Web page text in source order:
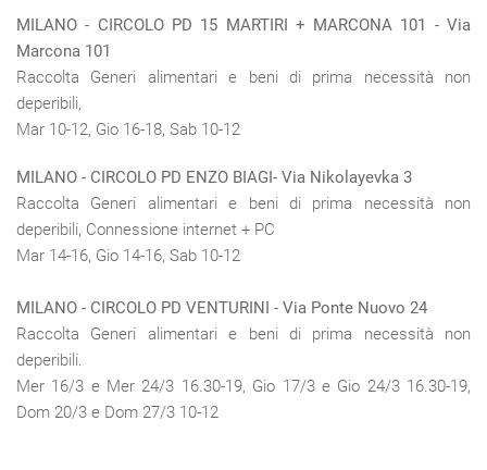
MILANO - CIRCOLO PD 15 MARTIRI + MARCONA 101 - Via
Marcona 101
Raccolta Generi alimentari e beni di prima necessità non
deperibili,
Mar 10-12, Gio 16-18, Sab 10-12
MILANO - CIRCOLO PD ENZO BIAGI- Via Nikolayevka 3
Raccolta Generi alimentari e beni di prima necessità non
deperibili, Connessione internet + PC
Mar 14-16, Gio 14-16, Sab 10-12
MILANO - CIRCOLO PD VENTURINI - Via Ponte Nuovo 24
Raccolta Generi alimentari e beni di prima necessità non
deperibili.
Mer 16/3 e Mer 24/3 16.30-19, Gio 17/3 e Gio 24/3 16.30-19,
Dom 20/3 e Dom 27/3 10-12